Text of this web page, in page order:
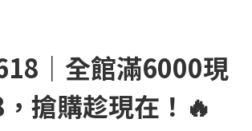
｜全館滿6000現
搶購趁現在！🔥